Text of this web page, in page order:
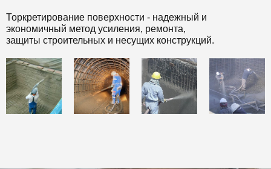
Торкретирование поверхности - надежный и
экономичный метод усиления, ремонта,
защиты строительных и несущих конструкций.